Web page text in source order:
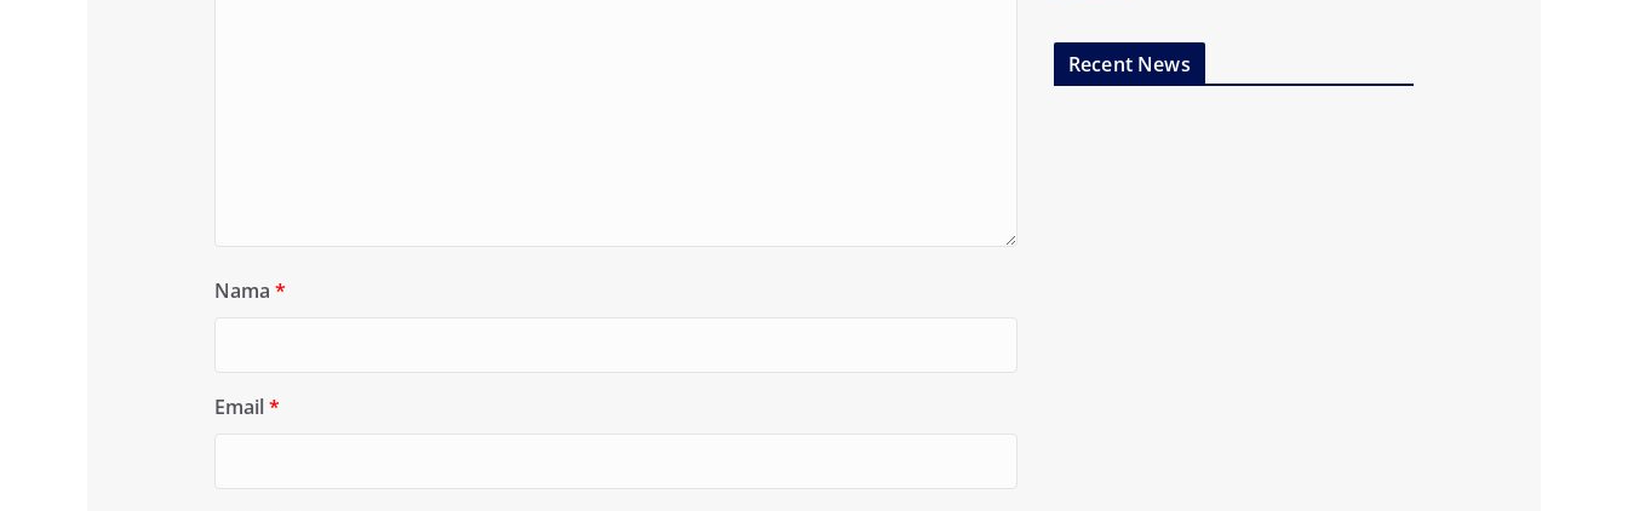
Nama *
Email*
Recent News